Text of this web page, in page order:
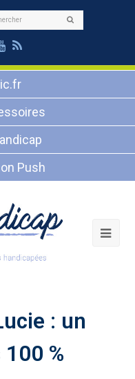
Youtube
RSS
Push
: un
%